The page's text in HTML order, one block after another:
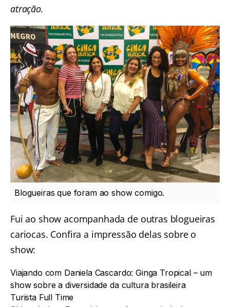
atração.
Blogueiras que foram ao show comigo.
Fui ao show acompanhada de outras blogueiras
cariocas. Confira a impressão delas sobre o
show:
Viajando com Daniela Cascardo:Ginga Tropical – um
show sobre a diversidade da cultura brasileira
Turista Full Time